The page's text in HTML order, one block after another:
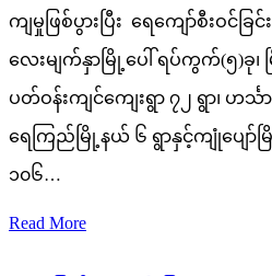
ကျမှုဖြစ်ပွားပြီး ရေကျော်စီးဝင်ခ
လေးမျက်နှာမြို့ပေါ် ရပ်ကွက်(၅)ခု၊
ပတ်ဝန်းကျင်ကျေးရွာ ၇၂ ရွာ၊ ဟင်္
ရေကြည်မြို့နယ် ၆ ရွာနှင့်ကျုံပျော်မ
၁၀၆…
Read More